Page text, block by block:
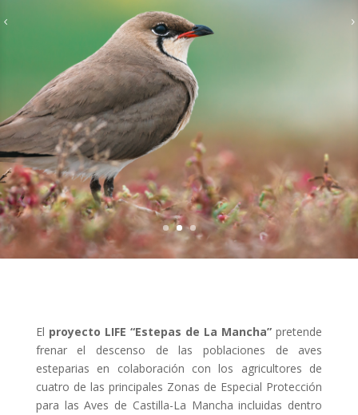
El proyecto LIFE “Estepas de La Mancha”pretende
frenar el descenso de las poblaciones de aves
esteparias en colaboración con los agricultores de
cuatro de las principales Zonas de Especial Protección
para las Aves de Castilla-La Mancha incluidas dentro